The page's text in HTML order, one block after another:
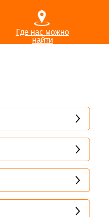
Где нас можно
найти